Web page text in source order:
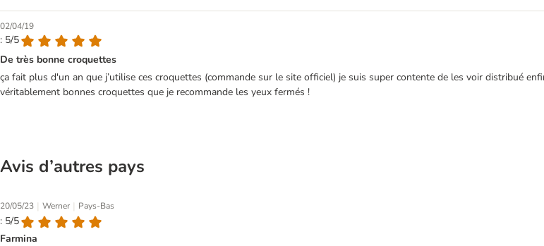
02/04/19
: 5/5
De très bonne croquettes
ça fait plus d'un an que j’utilise ces croquettes (commande sur le site officiel) je suis super contente de les voir distribué
véritablement bonnes croquettes que je recommande les yeux fermés !
Avis d’autres pays
20/05/23 | Werner | Pays-Bas
: 5/5
Farmina